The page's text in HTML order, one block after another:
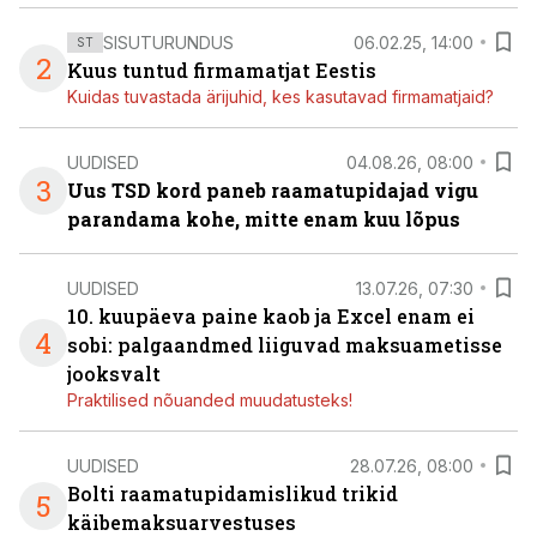
2
ST SISUTURUNDUS 06.02.25, 14:00
Kuus tuntud firmamatjat Eestis
Kuidas tuvastada ärijuhid, kes kasutavad firmamatjaid?
3
UUDISED 04.08.26, 08:00
Uus TSD kord paneb raamatupidajad vigu
parandama kohe, mitte enam kuu lõpus
4
UUDISED 13.07.26, 07:30
10. kuupäeva paine kaob ja Excel enam ei
sobi: palgaandmed liiguvad maksuametisse
jooksvalt
Praktilised nõuanded muudatusteks!
5
UUDISED 28.07.26, 08:00
Bolti raamatupidamislikud trikid
käibemaksuarvestuses